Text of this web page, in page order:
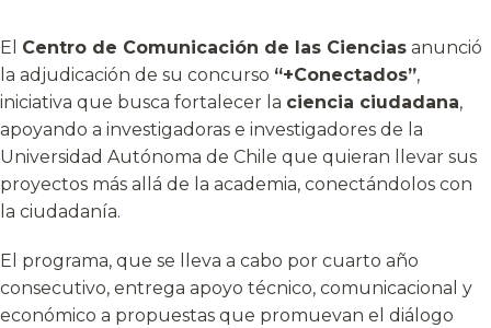
El Centro de Comunicación de las Ciencias anunció
la adjudicación de su concurso “+Conectados”,
iniciativa que busca fortalecer la ciencia ciudadana,
apoyando a investigadoras e investigadores de la
Universidad Autónoma de Chile que quieran llevar sus
proyectos más allá de la academia, conectándolos con
la ciudadanía.
El programa, que se lleva a cabo por cuarto año
consecutivo, entrega apoyo técnico, comunicacional y
económico a propuestas que promuevan el diálogo